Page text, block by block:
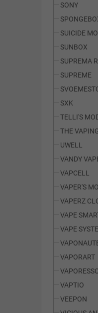
SONY
SUICIDE
SUNBOX
SUPREMA
SUPREME
SXK
TELLI'S
THE
UWELL
VANDY
VAPCELL
VAPER'S
VAPERZ
VAPE
VAPE
VAPORART
VAPTIO
VEEPON